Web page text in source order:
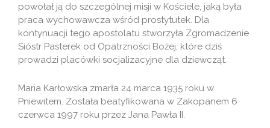
powołał ją do szczególnej misji w Kościele, jaką była
praca wychowawcza wśród prostytutek. Dla
kontynuacji tego apostolatu stworzyła Zgromadzenie
Sióstr Pasterek od Opatrzności Bożej, które dziś
prowadzi placówki socjalizacyjne dla dziewcząt.
Maria Karłowska zmarła 24 marca 1935 roku w
Pniewitem. Została beatyfikowana w Zakopanem 6
czerwca 1997 roku przez Jana Pawła II.